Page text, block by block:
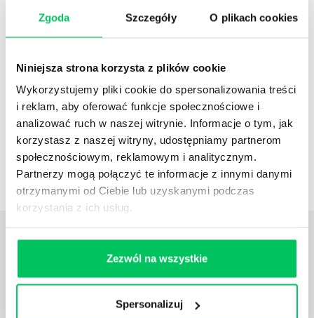
Zgoda Szczegóły O plikach cookies
Niniejsza strona korzysta z plików cookie
Wykorzystujemy pliki cookie do spersonalizowania treści
i reklam, aby oferować funkcje społecznościowe i
analizować ruch w naszej witrynie. Informacje o tym, jak
korzystasz z naszej witryny, udostępniamy partnerom
społecznościowym, reklamowym i analitycznym.
Partnerzy mogą połączyć te informacje z innymi danymi
otrzymanymi od Ciebie lub uzyskanymi podczas
korzystania z ich usług.
Zezwól na wszystkie
Spersonalizuj
Pełna lista referencyjna
Case studies
Zestawienie case studies
POTRZEBY